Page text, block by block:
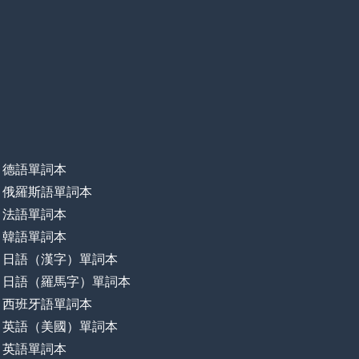
德語單詞本
俄羅斯語單詞本
法語單詞本
韓語單詞本
日語（漢字）單詞本
日語（羅馬字）單詞本
西班牙語單詞本
英語（美國）單詞本
英語單詞本